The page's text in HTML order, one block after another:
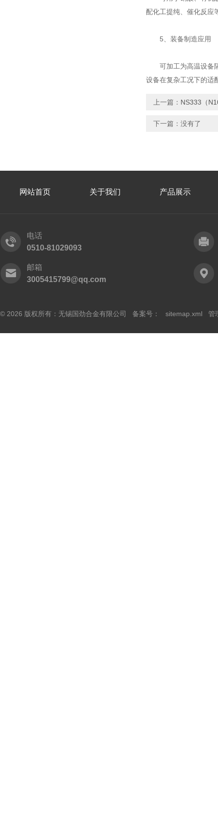
配化工提纯、催化反应
5、装备制造应用
可加工为高温设备隔
设备在复杂工况下的适
上一篇： NS333（
下一篇：没有了
网站首页 关于我们 产品展示
电话
0510-81029093
邮箱
3005415799@qq.com
© 2026 版权所有：无锡国劲合金有限公司 备案号： sitemap.xml 管